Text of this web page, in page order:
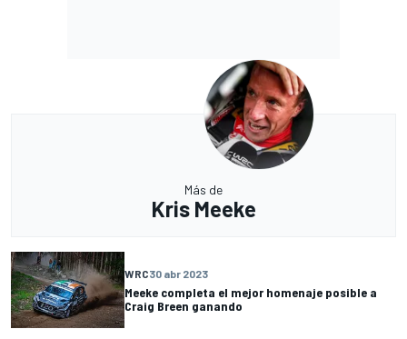
Más de
Kris Meeke
WRC30 abr 2023
Meeke completa el mejor homenaje posible a
Craig Breen ganando